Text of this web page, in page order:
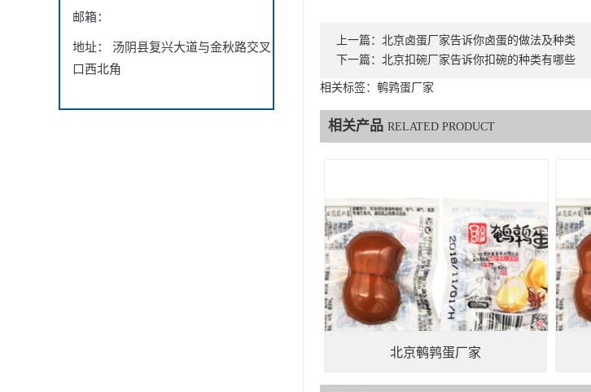
邮箱：
地址： 汤阴县复兴大道与金秋路交叉
口西北角
上一篇： 北京卤蛋厂家告诉你卤蛋的做法及种类
下一篇： 北京扣碗厂家告诉你扣碗的种类有哪些
相关标签：鹌鹑蛋厂家
相关产品 RELATED PRODUCT
北京鹌鹑蛋厂家